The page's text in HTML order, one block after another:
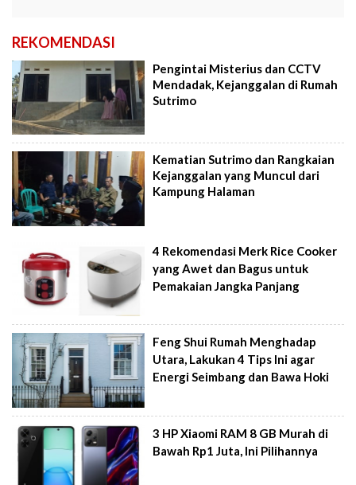
REKOMENDASI
Pengintai Misterius dan CCTV
Mendadak, Kejanggalan di Rumah
Sutrimo
Kematian Sutrimo dan Rangkaian
Kejanggalan yang Muncul dari
Kampung Halaman
4 Rekomendasi Merk Rice Cooker
yang Awet dan Bagus untuk
Pemakaian Jangka Panjang
Feng Shui Rumah Menghadap
Utara, Lakukan 4 Tips Ini agar
Energi Seimbang dan Bawa Hoki
3 HP Xiaomi RAM 8 GB Murah di
Bawah Rp1 Juta, Ini Pilihannya